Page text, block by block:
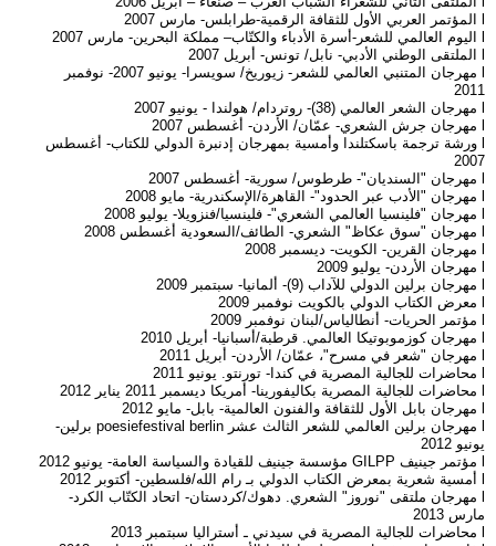
l مهرجان المتنبي العالمي للشعر- زيوريخ/ سويسرا- يونيو 2007- نوفمبر
2011
l ورشة ترجمة باسكتلندا وأمسية بمهرجان إدنبرة الدولي للكتاب- أغسطس
2007
l مهرجان برلين العالمي للشعر الثالث عشر poesiefestival berlin برلين-
يونيو 2012
l مهرجان ملتقى "نوروز" الشعري. دهوك/كردستان- اتحاد الكتّاب الكرد-
مارس 2013